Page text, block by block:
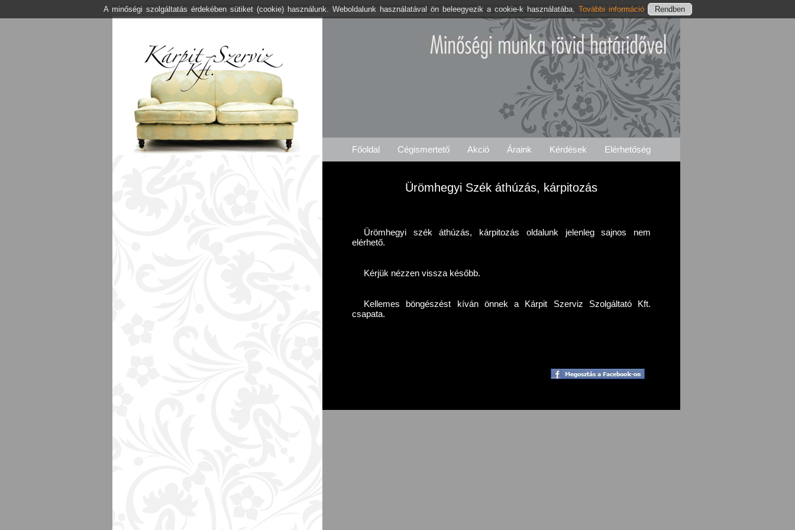
Kárpitos .org Ürömhegy Árajánlat Igénylés Ürömhegyi Szolgáltatásaink Elérhetőségeink
Főoldal Cégismertető Akció Áraink Kérdések Elérhetőség
Ürömhegyi Szék áthúzás, kárpitozás
Ürömhegyi szék áthúzás, kárpitozás oldalunk jelenleg sajnos nem
elérhető.
Kérjük nézzen vissza később.
Kellemes böngészést kíván önnek a Kárpit Szerviz Szolgáltató Kft.
csapata.
A minőségi szolgáltatás érdekében sütiket (cookie) használunk. Weboldalunk használatával ön beleegyezik a cookie-k használatába. További információ